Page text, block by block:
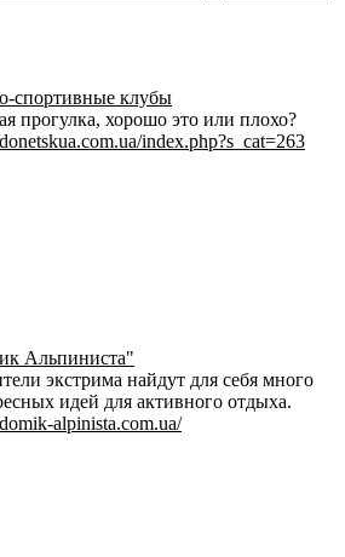
спортивные клубы
прогулка, хорошо это или плохо?
index.php?s_cat=263
Альпиниста"
экстрима найдут для себя много
идей для активного отдыха.
alpinista.com.ua/